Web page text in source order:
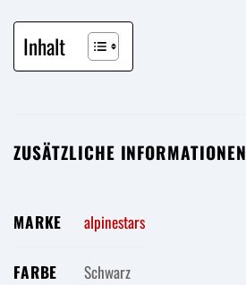
Inhalt
ZUSÄTZLICHE INFORMATIONEN
MARKE alpinestars
FARBE Schwarz